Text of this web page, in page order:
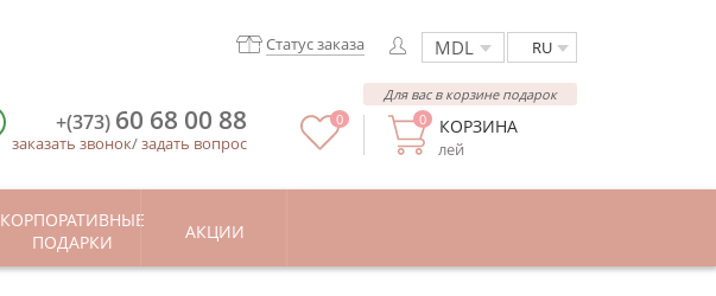
RU
Статус заказа
КОРЗИНА
лей
0
Для вас в корзине подарок
0
+(373) 60 68 00 88
заказать звонок/задать вопрос
КОРПОРАТИВНЫЕ
ПОДАРКИ
АКЦИИ